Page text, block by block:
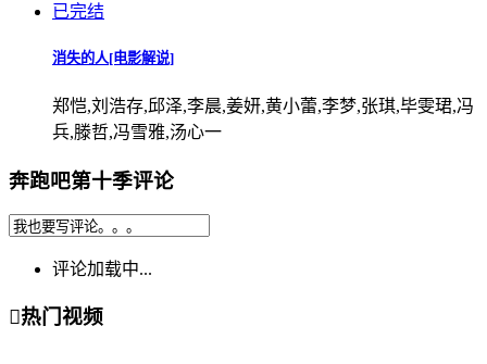
已完结
消失的人[电影解说]
郑恺,刘浩存,邱泽,李晨,姜妍,黄小蕾,李梦,张琪,毕雯珺,冯
兵,滕哲,冯雪雅,汤心一
奔跑吧第十季评论
评论加载中...
热门视频